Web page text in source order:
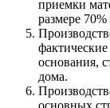
приемки
размере
основания,
дома.
основных